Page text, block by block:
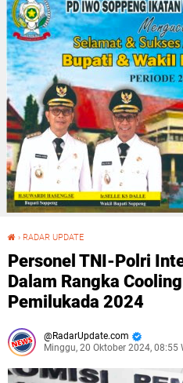
› RADAR UPDATE
Personel TNI-Polri
Dalam Rangka
Pemilukada 2024
RadarUpdate.com
Minggu, 20 Oktober 2024, 08:55